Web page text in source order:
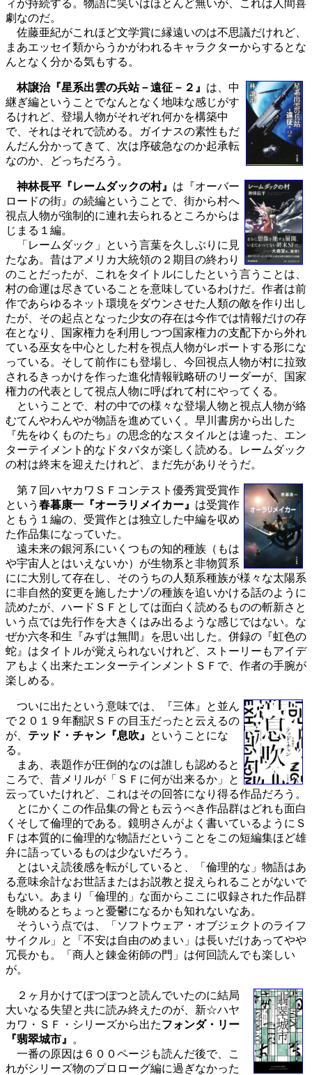
ィが持続する。物語に笑いはほとんど無いが、これは人間喜
劇なのだ。
佐藤亜紀がこれほど文学賞に縁遠いのは不思議だけれど、
まあエッセイ類からうかがわれるキャラクターからするとな
んとなく分かる気もする。
林譲治『星系出雲の兵站－遠征－２』 は、中
継ぎ編ということでなんとなく地味な感じがす
るけれど、登場人物がそれぞれ何かを構築中
で、それはそれで読める。ガイナスの素性もだ
んだん分かってきて、次は序破急なのか起承転
なのか、どっちだろう。
神林長平『レームダックの村』 は『オーバー
ロードの街』の続編ということで、街から村へ
視点人物が強制的に連れ去られるところからは
じまる１編。
「レームダック」という言葉を久しぶりに見
たなあ。昔はアメリカ大統領の２期目の終わり
のことだったが、これをタイトルにしたという言うことは、
村の命運は尽きていることを意味しているわけだ。作者は前
作であらゆるネット環境をダウンさせた人類の敵を作り出し
たが、その起点となった少女の存在は今作では情報だけの存
在となり、国家権力を利用しつつ国家権力の支配下から外れ
ている巫女を中心とした村を視点人物がレポートする形にな
っている。そして前作にも登場し、今回視点人物が村に拉致
されるきっかけを作った進化情報戦略研のリーダーが、国家
権力の代表として視点人物に呼ばれて村にやってくる。
ということで、村の中での様々な登場人物と視点人物が絡
むてんやわんやが物語を進めていく。早川書房から出した
『先をゆくものたち』の思念的なスタイルとは違った、エン
ターテイメント的なドタバタが楽しく読める。レームダック
の村は終末を迎えたけれど、まだ先がありそうだ。
第７回ハヤカワＳＦコンテスト優秀賞受賞作
という 春暮康一『オーラリメイカー』 は受賞作
ともう１編の、受賞作とは独立した中編を収め
た作品集になっていた。
遠未来の銀河系にいくつもの知的種族（もは
や宇宙人とはいえないか）が生物系と非物質系
にに大別して存在し、そのうちの人類系種族が様々な太陽系
に非自然的変更を施したナゾの種族を追いかける話のように
読めたが、ハードＳＦとしては面白く読めるものの斬新さと
いう点では先行作を大きくはみ出るような感じではない。な
ぜか六冬和生『みずは無間』を思い出した。併録の『虹色の
蛇』はタイトルが覚えられないけれど、ストーリーもアイデ
アもよく出来たエンターテインメントＳＦで、作者の手腕が
楽しめる。
ついに出たという意味では、『三体』と並ん
で２０１９年翻訳ＳＦの目玉だったと云えるの
が、 テッド・チャン『息吹』
ということにな
る。
まあ、表題作が圧倒的なのは誰しも認めると
ころで、昔メリルが「ＳＦに何が出来るか」と
云っていたけれど、これはその回答になり得る作品だろう。
とにかくこの作品集の骨とも云うべき作品群はどれも面白
くそして倫理的である。鏡明さんがよく書いているようにＳ
Ｆは本質的に倫理的な物語だということをこの短編集ほど雄
弁に語っているものは少ないだろう。
とはいえ読後感を転がしていると、「倫理的な」物語はあ
る意味余計なお世話またはお説教と捉えられることがないで
もない。あまり「倫理的」な面からここに収録された作品群
を眺めるとちょっと憂鬱になるかも知れないなあ。
そういう点では、「ソフトウェア・オブジェクトのライフ
サイクル」と「不安は自由のめまい」は長いだけあってやや
冗長かも。「商人と錬金術師の門」は何回読んでも楽しい
が。
２ヶ月かけてぽつぽつと読んでいたのに結局
大いなる失望と共に読み終えたのが、新☆ハヤ
カワ・ＳＦ・シリーズから出たフォンダ・リー
『翡翠城市』
。
一番の原因は６００ページも読んだ後で、こ
れがシリーズ物のプロローグ編に過ぎなかった